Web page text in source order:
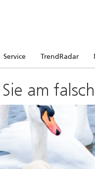
Service TrendRadar
am